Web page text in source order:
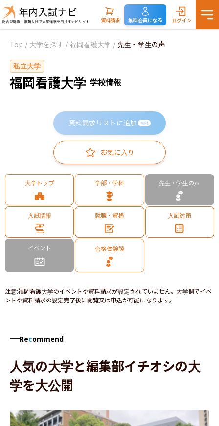
資料請求 無料会員になる ログイン
Top / 大学を探す / 福岡看護大学 / 先生・学生の声
私立大学
福岡看護大学 学校情報
資料請求リストに追加 無料
お気に入り
大学トップ 学部・学科 先生・学生の声
入試情報 就職・資格 入試対策
イベント 合格体験談
注意:福岡看護大学のイベントや資料請求が設定されていません。大学側でイベ
ントや資料請求の設定完了後に閲覧又は申込が可能になります。
Recommend
人気の大学と編集部イチオシの大
学を大公開